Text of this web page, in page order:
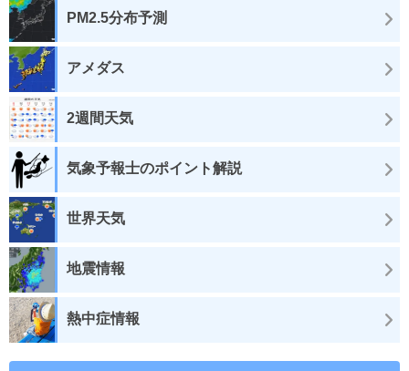
PM2.5分布予測
アメダス
2週間天気
気象予報士のポイント解説
世界天気
地震情報
熱中症情報